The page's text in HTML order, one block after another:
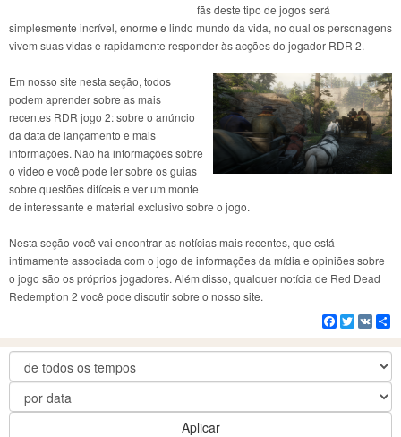
fãs deste tipo de jogos será
simplesmente incrível, enorme e lindo mundo da vida, no qual os personagens
vivem suas vidas e rapidamente responder às acções do jogador RDR 2.
Em nosso site nesta seção, todos
podem aprender sobre as mais
recentes RDR jogo 2: sobre o anúncio
da data de lançamento e mais
informações. Não há informações sobre
o video e você pode ler sobre os guias
sobre questões difíceis e ver um monte
de interessante e material exclusivo sobre o jogo.
Nesta seção você vai encontrar as notícias mais recentes, que está
intimamente associada com o jogo de informações da mídia e opiniões sobre
o jogo são os próprios jogadores. Além disso, qualquer notícia de Red Dead
Redemption 2 você pode discutir sobre o nosso site.
Facebook
Twitter
VK
Aplicar